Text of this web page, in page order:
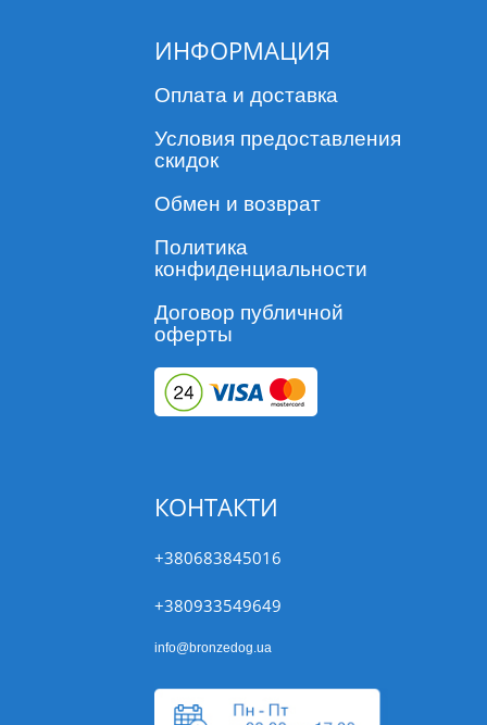
ИНФОРМАЦИЯ
Оплата и доставка
Условия предоставления
скидок
Обмен и возврат
Политика
конфиденциальности
Договор публичной
оферты
КОНТАКТИ
+380683845016
+380933549649
info@bronzedog.ua